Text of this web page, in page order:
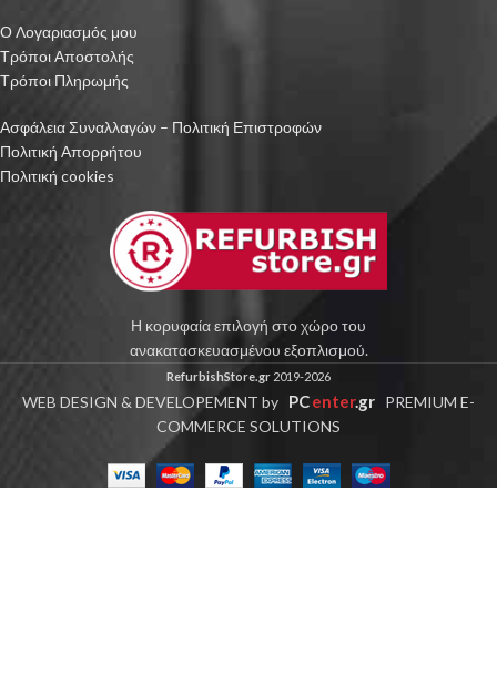
Ο Λογαριασμός μου
Τρόποι Αποστολής
Τρόποι Πληρωμής
Ασφάλεια Συναλλαγών – Πολιτική Επιστροφών
Πολιτική Απορρήτου
Πολιτική cookies
Η κορυφαία επιλογή στο χώρο του
ανακατασκευασμένου εξοπλισμού.
RefurbishStore.gr 2019-2026
WEB DESIGN & DEVELOPEMENT by PCenter.gr PREMIUM E-
COMMERCE SOLUTIONS